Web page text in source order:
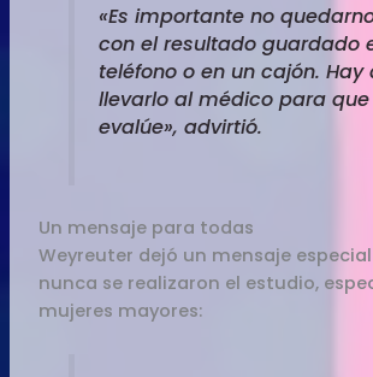
«Es importante no
con el resultado guardado
teléfono o en un cajón. Hay
llevarlo al médico para que
evalúe», advirtió.
Un mensaje para todas
Weyreuter dejó un mensaje
nunca se realizaron el estudio,
mujeres mayores: